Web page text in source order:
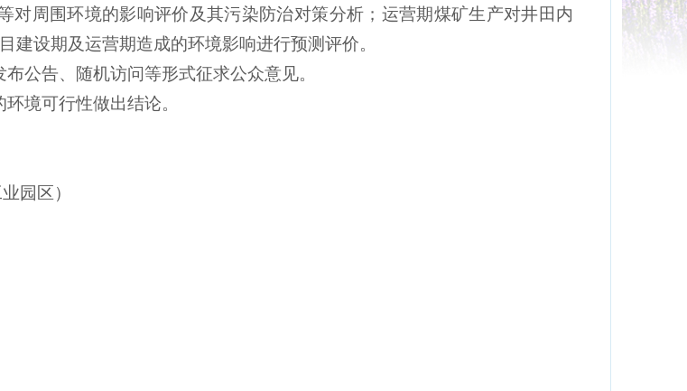
对周围环境的影响评价及其污染防治对策分析；运营期煤矿生产对井田内
建设期及运营期造成的环境影响进行预测评价。
公告、随机访问等形式征求公众意见。
境可行性做出结论。
园区）